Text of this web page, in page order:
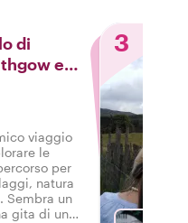
di
e
viaggio
le
per
natura
Sembra un
gita di un
3